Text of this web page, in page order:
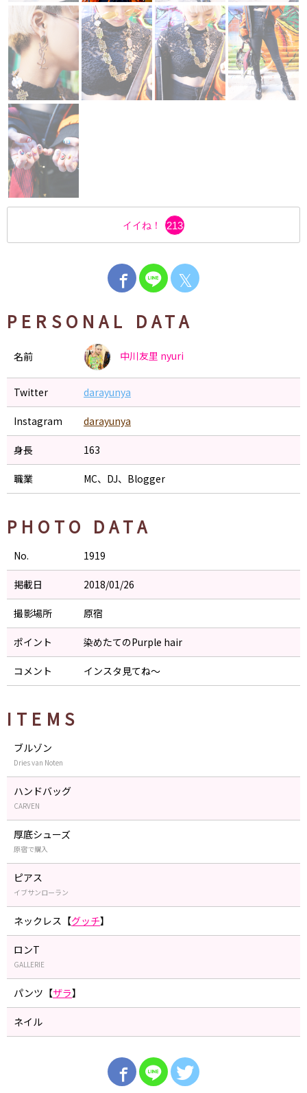
イイね！ 213
𝕏
PERSONAL DATA
名前 中川友里 nyuri
Twitter darayunya
Instagram darayunya
身長 163
職業 MC、DJ、Blogger
PHOTO DATA
No. 1919
掲載日 2018/01/26
撮影場所 原宿
ポイント 染めたてのPurple hair
コメント インスタ見てね〜
ITEMS
ブルゾン
Dries van Noten
ハンドバッグ
CARVEN
厚底シューズ
原宿で購入
ピアス
イブサンローラン
ネックレス【グッチ】
ロンT
GALLERIE
パンツ【ザラ】
ネイル